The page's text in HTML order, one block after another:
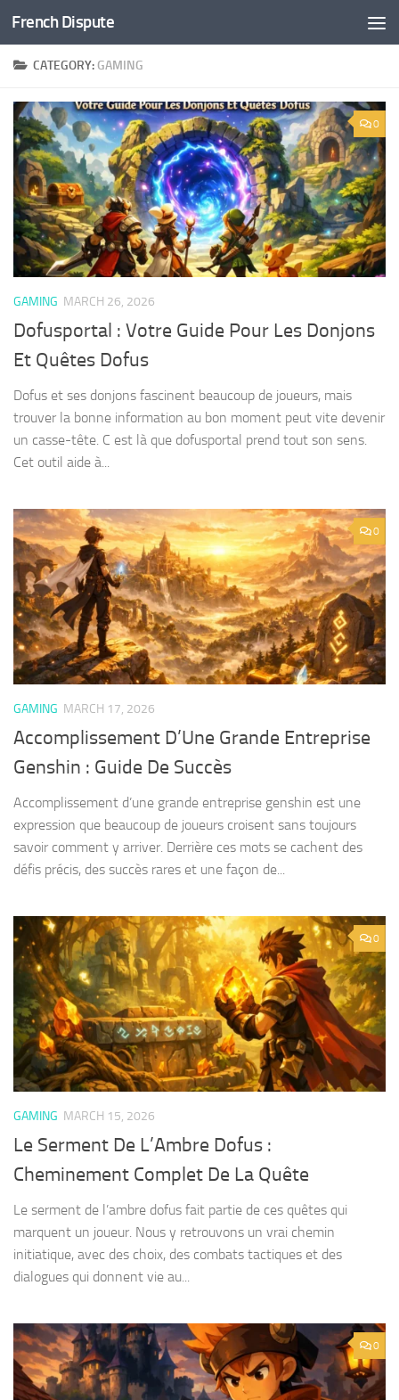
Skip to content
French Dispute
CATEGORY: GAMING
0
GAMING MARCH 26, 2026
Dofusportal : Votre Guide Pour Les Donjons
Et Quêtes Dofus
Dofus et ses donjons fascinent beaucoup de joueurs, mais
trouver la bonne information au bon moment peut vite devenir
un casse-tête. C est là que dofusportal prend tout son sens.
Cet outil aide à...
0
GAMING MARCH 17, 2026
Accomplissement D’Une Grande Entreprise
Genshin : Guide De Succès
Accomplissement d’une grande entreprise genshin est une
expression que beaucoup de joueurs croisent sans toujours
savoir comment y arriver. Derrière ces mots se cachent des
défis précis, des succès rares et une façon de...
0
GAMING MARCH 15, 2026
Le Serment De L’Ambre Dofus :
Cheminement Complet De La Quête
Le serment de l’ambre dofus fait partie de ces quêtes qui
marquent un joueur. Nous y retrouvons un vrai chemin
initiatique, avec des choix, des combats tactiques et des
dialogues qui donnent vie au...
0